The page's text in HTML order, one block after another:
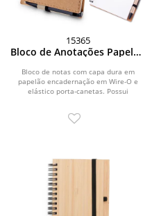
15365
Bloco de Anotações Papelão
Bloco de notas com capa dura em
papelão encadernação em Wire-O e
elástico porta-canetas. Possui